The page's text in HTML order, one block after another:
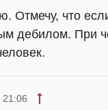
Отмечу, что
дебилом. При
.